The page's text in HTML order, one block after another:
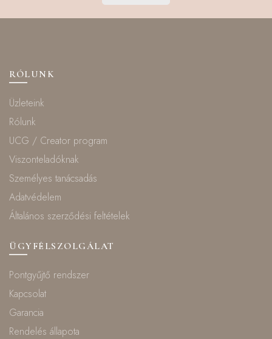
RÓLUNK
Üzleteink
Rólunk
UCG / Creator program
Viszonteladóknak
Személyes tanácsadás
Adatvédelem
Általános szerződési feltételek
ÜGYFÉLSZOLGÁLAT
Pontgyűjtő rendszer
Kapcsolat
Garancia
Rendelés állapota